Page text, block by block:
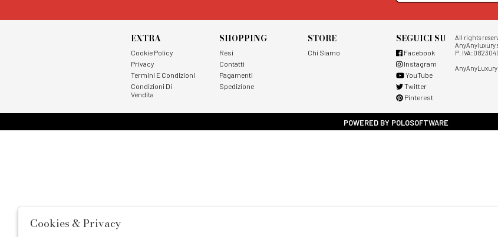
EXTRA
Cookie Policy
Privacy
Termini E Condizioni
Condizioni Di
Vendita
SHOPPING
Resi
Contatti
Pagamenti
Spedizione
STORE
Chi Siamo
SEGUICI SU
Facebook
Instagram
YouTube
Twitter
Pinterest
All rights
AnyAnyluxury
P.
AnyAnyLuxury
POWERED BY POLOSOFTWARE
Cookies & Privacy